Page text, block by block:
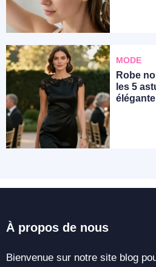
MODE
Robe
les 5
élégante
À propos de nous
Bienvenue sur notre site blog